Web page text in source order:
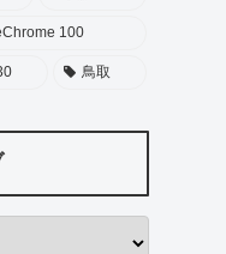
100
鳥取